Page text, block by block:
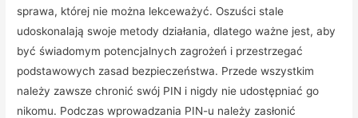
sprawa, której nie można lekceważyć. Oszuści stale
udoskonalają swoje metody działania, dlatego ważne jest, aby
być świadomym potencjalnych zagrożeń i przestrzegać
podstawowych zasad bezpieczeństwa. Przede wszystkim
należy zawsze chronić swój PIN i nigdy nie udostępniać go
nikomu. Podczas wprowadzania PIN-u należy zasłonić